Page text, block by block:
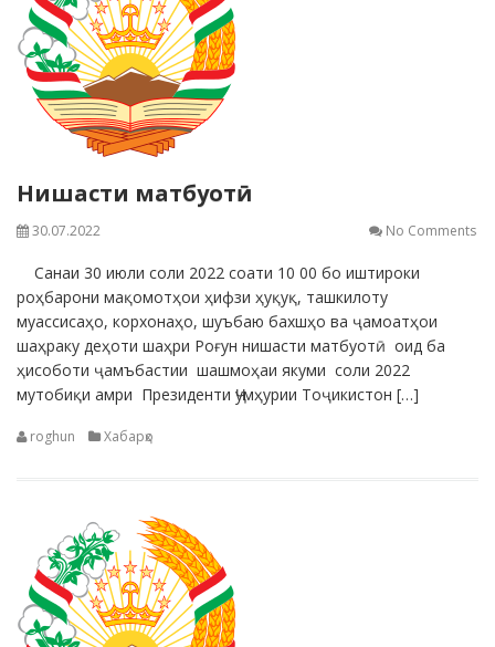
Нишасти матбуотӣ
30.07.2022 No Comments
Санаи 30 июли соли 2022 соати 10 00 бо иштироки
роҳбарони мақомотҳои ҳифзи ҳуқуқ, ташкилоту
муассисаҳо, корхонаҳо, шуъбаю бахшҳо ва ҷамоатҳои
шаҳраку деҳоти шаҳри Роғун нишасти матбуотӣ оид ба
ҳисоботи ҷамъбастии шашмоҳаи якуми соли 2022
мутобиқи амри Президенти Ҷумҳурии Тоҷикистон […]
roghun Хабарҳо